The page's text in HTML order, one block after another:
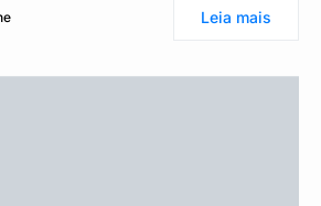
Leia mais